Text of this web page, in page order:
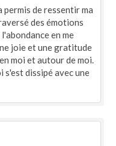
permis de ressentir ma
des émotions
en me
joie et une gratitude
moi et autour de moi.
dissipé avec une